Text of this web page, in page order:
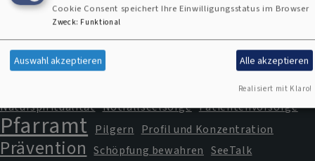
Kindergarten
Kindertageseinrichtung
Kirche im Urlaub Kircheneintritt
Kirchenmusik KITA
Kriegsdienstverweigerung
Kulturdolmetscher
Naturspiritualität Notfallseelsorge Patientenvorsorge
Pfarramt Pilgern Profil und Konzentration
Prävention Schöpfung bewahren SeeTalk
Cookie Consent speichert Ihre Einwilligungsstatus im Browser
Zweck: Funktional
Auswahl akzeptieren Alle akzeptieren
Realisiert mit Klaro!